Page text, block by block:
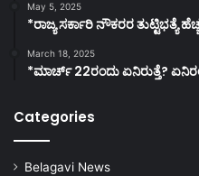
May 5, 2025
*ರಾಜ್ಯ ಸರ್ಕಾರಿ ನೌಕರರ ತುಟ್ಟಿಭತ್ಯೆ
March 18, 2025
*ಮಾರ್ಚ್ 22ರಂದು ಏನಿರುತ್ತೆ?
Categories
Belagavi News